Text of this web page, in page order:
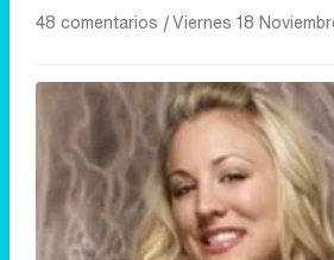
48 comentarios |Viernes 18